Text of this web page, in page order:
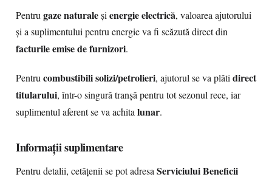
Pentrugaze naturaleșienergie electrică, valoarea ajutorului
și a suplimentului pentru energie va fi scăzută direct din
facturile emise de furnizori.
Pentrucombustibili solizi/petrolieri, ajutorul se va plătidirect
titularului, într-o singură tranșă pentru tot sezonul rece, iar
suplimentul aferent se va achitalunar.
Informații suplimentare
Pentru detalii, cetățenii se pot adresaServiciului Beneficii